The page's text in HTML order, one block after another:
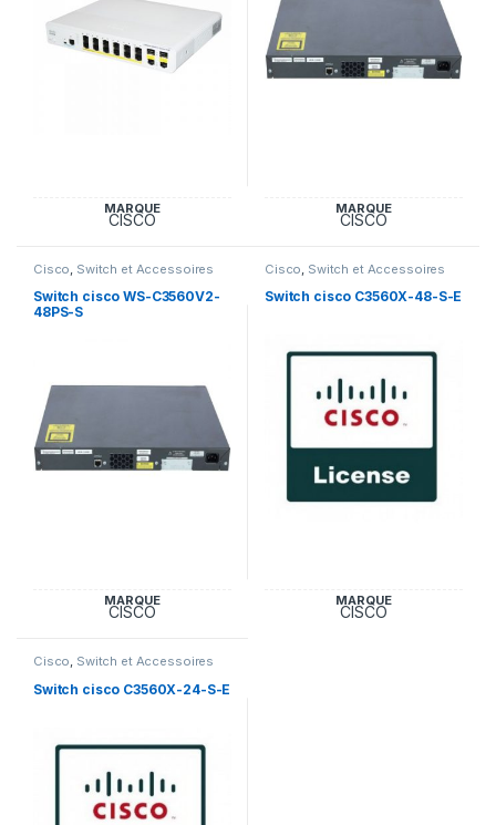
MARQUE
CISCO
MARQUE
CISCO
Cisco Switch et Accessoires
Cisco
Switch cisco WS-C3560V2-
48PS-S
MARQUE
CISCO
Cisco Switch et Accessoires
Cisco
Switch cisco C3560X-48-S-E
MARQUE
CISCO
Cisco, Switch et Accessoires
Switch cisco C3560X-24-S-E